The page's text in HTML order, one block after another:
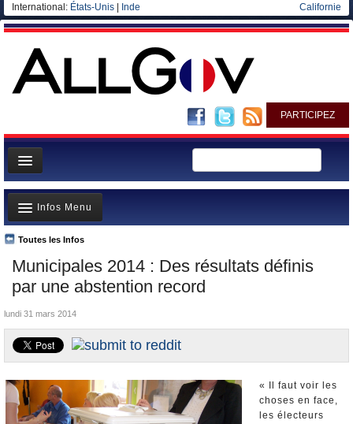
International: États-Unis Inde Californie
PARTICIPEZ
Page d'accueil
Infos
Gouvernement
Ministères/Directions
Blog
Elections européennes
Municipales 2014 : Des résultats définis
par une abstention record
Toutes les Infos
Infos Menu
A la Une
Polémiques
Où va l’argent?
La France et le Monde
Nominations et Démissions
Elections européennes
Infos insolites
lundi 31 mars 2014
« Il faut voir les
choses en face,
les électeurs